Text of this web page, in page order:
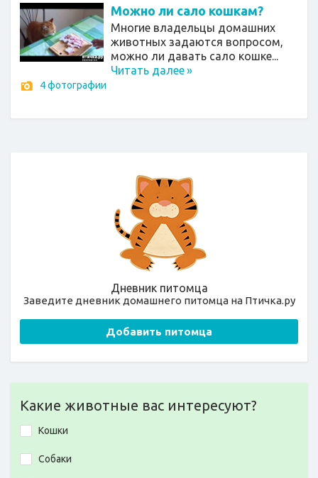
Можно ли сало кошкам?
Многие владельцы домашних
животных задаются вопросом,
можно ли давать сало кошке...
Читать далее»
4 фотографии
Дневник питомца
Заведите дневник домашнего питомца на Птичка.ру
Добавить питомца
Какие животные вас интересуют?
Кошки
Собаки